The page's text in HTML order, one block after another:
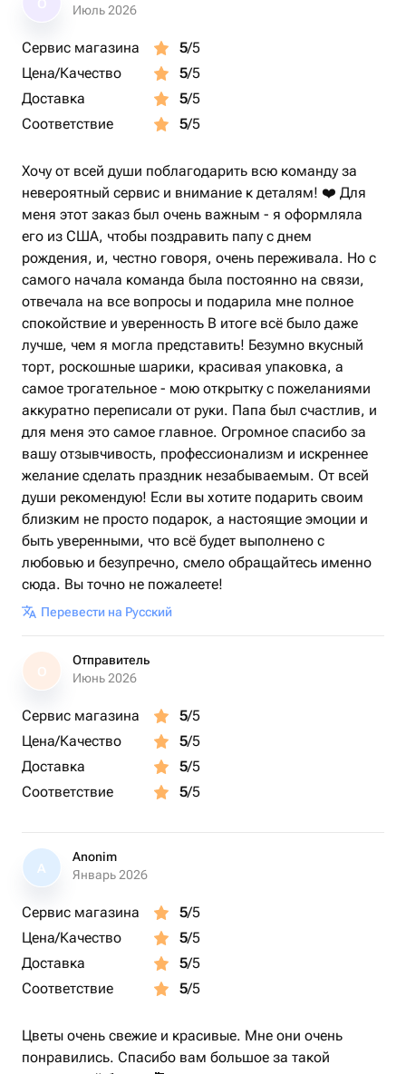
birthdays, celebrations, or sweet moments at home. 🍫
Июль 2026
Сервис магазина 5/5
Цена/Качество
5/5
Доставка
5/5
Соответствие
5/5
Хочу от всей души поблагодарить всю команду за
невероятный сервис и внимание к деталям! ❤️ Для
меня этот заказ был очень важным - я оформляла
его из США, чтобы поздравить папу с днем
рождения, и, честно говоря, очень переживала. Но с
самого начала команда была постоянно на связи,
отвечала на все вопросы и подарила мне полное
спокойствие и уверенность В итоге всё было даже
лучше, чем я могла представить! Безумно вкусный
торт, роскошные шарики, красивая упаковка, а
самое трогательное - мою открытку с пожеланиями
аккуратно переписали от руки. Папа был счастлив, и
для меня это самое главное. Огромное спасибо за
вашу отзывчивость, профессионализм и искреннее
желание сделать праздник незабываемым. От всей
души рекомендую! Если вы хотите подарить своим
близким не просто подарок, а настоящие эмоции и
быть уверенными, что всё будет выполнено с
любовью и безупречно, смело обращайтесь именно
сюда. Вы точно не пожалеете!
Перевести на Русский
О
Отправитель
Июнь 2026
Сервис магазина 5/5
Цена/Качество
5/5
Доставка
5/5
Соответствие
5/5
A
Anonim
Январь 2026
Сервис магазина 5/5
Цена/Качество
5/5
Доставка
5/5
Соответствие
5/5
Цветы очень свежие и красивые. Мне они очень
понравились. Спасибо вам большое за такой